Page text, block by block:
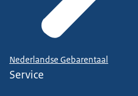
Nederlandse Gebarentaal
Service